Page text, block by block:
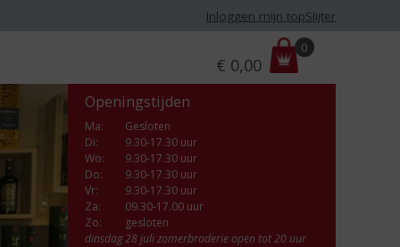
Inloggen mijn topSlijter
r
i
€ 0,00
0
Openingstijden
Ma:
Gesloten
Di:
9.30-17.30 uur
Wo:
9.30-17.30 uur
Do:
9.30-17.30 uur
Vr:
9.30-17.30 uur
Za:
09.30-17.00 uur
Zo:
gesloten
dinsdag 28 juli zomerbraderie open tot 20 uur